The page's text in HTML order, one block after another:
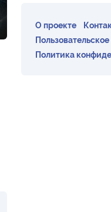
О проекте
Политика